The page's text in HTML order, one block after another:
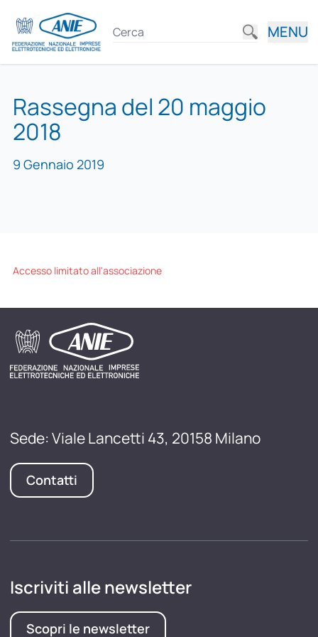
MENU
Rassegna del 20 maggio
2018
9 Gennaio 2019
Accesso limitato all'associazione
Sede: Viale Lancetti 43, 20158 Milano
Contatti
Iscriviti alle newsletter
Scopri le newsletter